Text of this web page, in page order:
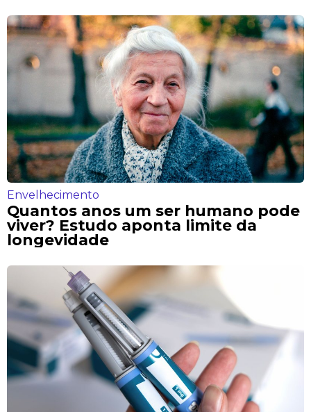
Envelhecimento
Quantos anos um ser humano pode
viver? Estudo aponta limite da
longevidade